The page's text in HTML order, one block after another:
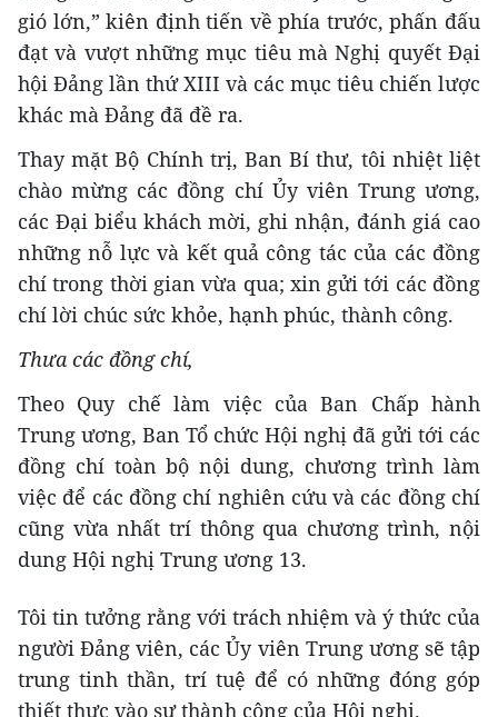
gió lớn,” kiên định tiến về phía trước, phấn đấu
đạt và vượt những mục tiêu mà Nghị quyết Đại
hội Đảng lần thứ XIII và các mục tiêu chiến lược
khác mà Đảng đã đề ra.
Thay mặt Bộ Chính trị, Ban Bí thư, tôi nhiệt liệt
chào mừng các đồng chí Ủy viên Trung ương,
các Đại biểu khách mời, ghi nhận, đánh giá cao
những nỗ lực và kết quả công tác của các đồng
chí trong thời gian vừa qua; xin gửi tới các đồng
chí lời chúc sức khỏe, hạnh phúc, thành công.
Thưa các đồng chí,
Theo Quy chế làm việc của Ban Chấp hành
Trung ương, Ban Tổ chức Hội nghị đã gửi tới các
đồng chí toàn bộ nội dung, chương trình làm
việc để các đồng chí nghiên cứu và các đồng chí
cũng vừa nhất trí thông qua chương trình, nội
dung Hội nghị Trung ương 13.
Tôi tin tưởng rằng với trách nhiệm và ý thức của
người Đảng viên, các Ủy viên Trung ương sẽ tập
trung tinh thần, trí tuệ để có những đóng góp
thiết thực vào sự thành công của Hội nghị.